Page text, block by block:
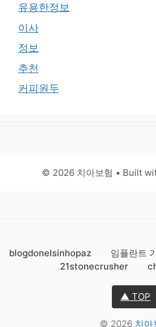
유용한정보
이사
정보
추천
커피원두
© 2026 치아보험 • Built
blogdonelsinhopaz 임플란트
21stonecrusher
▲ TOP
© 2026 치아